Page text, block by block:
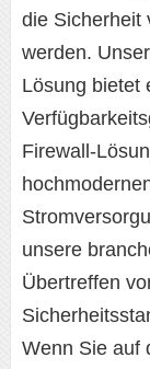
die Sicherheit
werden.
Lösung bietet
Firewall-
unsere
Übertreffen
Wenn Sie auf